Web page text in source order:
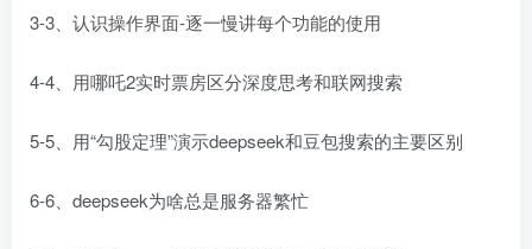
3-3、认识操作界面-逐一慢讲每个功能的使用
4-4、用哪吒2实时票房区分深度思考和联网搜索
5-5、用“勾股定理”演示deepseek和豆包搜索的主要区别
6-6、deepseek为啥总是服务器繁忙